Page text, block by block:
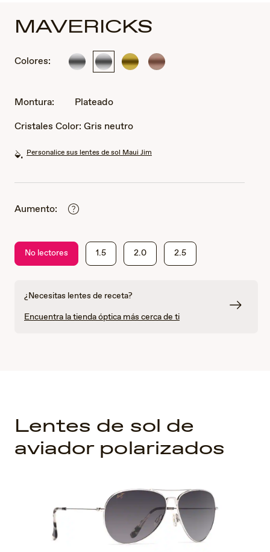
MAVERICKS
Colores: PlateadoPlateadoDoradoDorado
Montura:
Plateado
Cristales Color: Gris neutro
Personalice sus lentes de sol Maui Jim
Aumento:
No lectores 1.5 2.0 2.5
¿Necesitas lentes de receta?
Encuentra la tienda óptica más cerca de ti
Lentes de sol de
aviador polarizados